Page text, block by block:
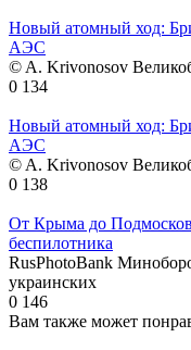
Новый атомный ход:
АЭС
© A. Krivonosov
0 134
Новый атомный ход:
АЭС
© A. Krivonosov
0 138
От Крыма до
беспилотника
RusPhotoBank
украинских
0 146
Вам также может